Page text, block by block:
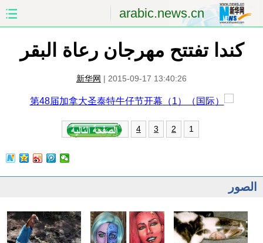
arabic.news.cn
الصين الصفحة الأولى
الشرق الأوسط العالم
الاقتصاد الصين والعالم العربي
العلوم والصحة الثقافة والتعليم
الرياضة
كندا تفتتح مهرجان رعاة البقر
新华网 | 2015-09-17 13:40:26
1
2
3
4
الصور